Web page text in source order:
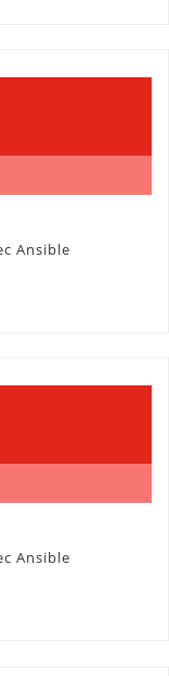
Ansible
Ansible